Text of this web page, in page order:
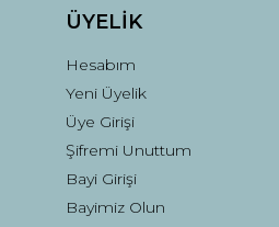
ÜYELİK
Hesabım
Yeni Üyelik
Üye Girişi
Şifremi Unuttum
Bayi Girişi
Bayimiz Olun